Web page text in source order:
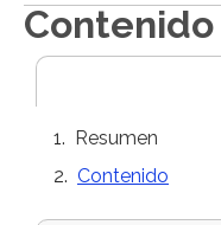
Contenido
Resumen
Contenido